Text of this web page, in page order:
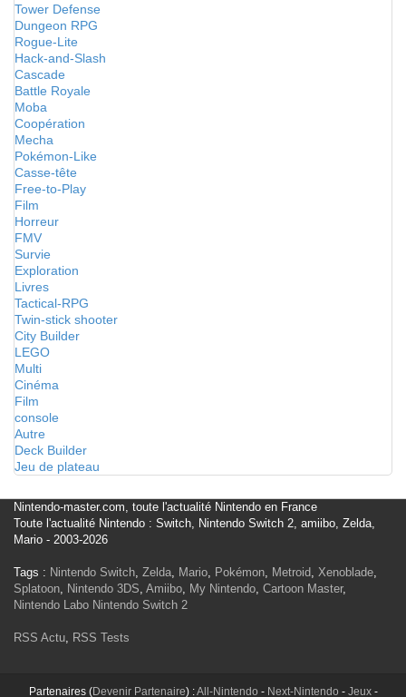
Tower Defense
Dungeon RPG
Rogue-Lite
Hack-and-Slash
Cascade
Battle Royale
Moba
Coopération
Mecha
Pokémon-Like
Casse-tête
Free-to-Play
Film
Horreur
FMV
Survie
Exploration
Livres
Tactical-RPG
Twin-stick shooter
City Builder
LEGO
Multi
Cinéma
Film
console
Autre
Deck Builder
Jeu de plateau
Nintendo-master.com, toute l'actualité Nintendo en France
Toute l'actualité Nintendo : Switch, Nintendo Switch 2, amiibo, Zelda,
Mario - 2003-2026
Tags : Nintendo Switch, Zelda, Mario, Pokémon, Metroid, Xenoblade,
Splatoon, Nintendo 3DS, Amiibo, My Nintendo, Cartoon Master,
Nintendo Labo Nintendo Switch 2
RSS Actu, RSS Tests
Partenaires (Devenir Partenaire) :All-Nintendo - Next-Nintendo - Jeux-